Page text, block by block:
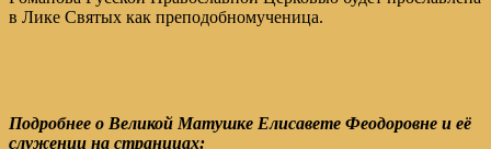
в Лике Святых как преподобномученица.
Подробнее о Великой Матушке Елисавете Феодоровне и её
служении на страницах: